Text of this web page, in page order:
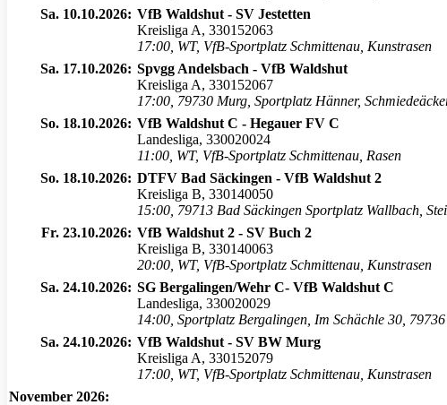
Sa. 10.10.2026: VfB Waldshut - SV Jestetten
Kreisliga A, 330152063
17:00 WT, VfB-Sportplatz Schmittenau, Kunstrasen
Sa. 17.10.2026: Spvgg Andelsbach - VfB Waldshut
Kreisliga A, 330152067
17:00 79730 Murg, Sportplatz Hänner,
So. 18.10.2026: VfB Waldshut C - Hegauer FV C
Landesliga, 330020024
11:00 WT, VfB-Sportplatz Schmittenau, Rasen
So. 18.10.2026: DTFV Bad Säckingen - VfB Waldshut 2
Kreisliga B, 330140050
15:00 79713 Bad Säckingen Sportplatz Wallbach,
Fr. 23.10.2026: VfB Waldshut 2 - SV Buch 2
Kreisliga B, 330140063
20:00 WT, VfB-Sportplatz Schmittenau, Kunstrasen
Sa. 24.10.2026: SG Bergalingen/Wehr C- VfB Waldshut C
Landesliga, 330020029
14:00 Sportplatz Bergalingen, Im Schächle 30,
Sa. 24.10.2026: VfB Waldshut - SV BW Murg
Kreisliga A, 330152079
17:00 WT, VfB-Sportplatz Schmittenau, Kunstrasen
November 2026: